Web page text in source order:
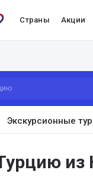
Страны Акции
Экскурсионные
из